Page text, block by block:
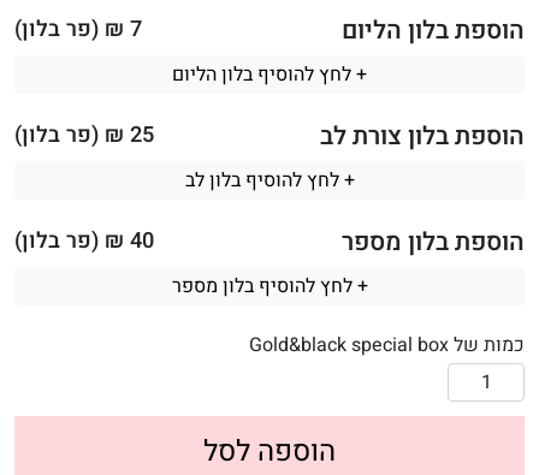
הוספת בלון הליום 7 ₪ (פר בלון)
+ לחץ להוסיף בלון הליום
הוספת בלון צורת לב 25 ₪ (פר בלון)
+ לחץ להוסיף בלון לב
הוספת בלון מספר 40 ₪ (פר בלון)
+ לחץ להוסיף בלון מספר
כמות של Gold&black special box
הוספה לסל